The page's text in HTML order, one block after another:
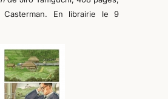
En librairie le 9